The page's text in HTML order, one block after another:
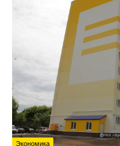
Экономика